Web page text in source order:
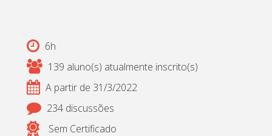
6h
139 aluno(s) atualmente inscrito(s)
A partir de 31/3/2022
234 discussões
Sem Certificado